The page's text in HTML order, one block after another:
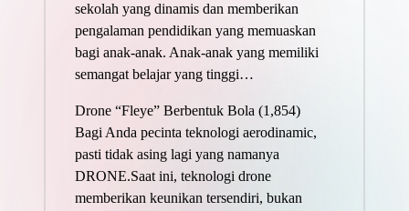
sekolah yang dinamis dan memberikan
pengalaman pendidikan yang memuaskan
bagi anak-anak. Anak-anak yang memiliki
semangat belajar yang tinggi…
Drone “Fleye” Berbentuk Bola (1,854)
Bagi Anda pecinta teknologi aerodinamic,
pasti tidak asing lagi yang namanya
DRONE.Saat ini, teknologi drone
memberikan keunikan tersendiri, bukan